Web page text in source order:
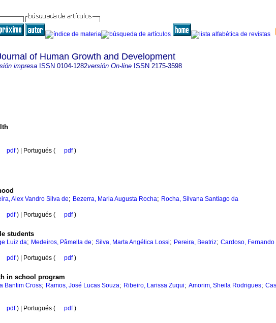
of Human Growth and Development
impresaISSN 0104-1282versión On-lineISSN 2175-3598
pdf) | Portugués ( pdf)
Alex Vandro Silva de; Bezerra, Maria Augusta Rocha; Rocha, Silvana Santiago da
pdf) | Portugués ( pdf)
students
Luiz da; Medeiros, Pâmella de; Silva, Marta Angélica Lossi; Pereira, Beatriz; Cardoso, Fernando
pdf) | Portugués ( pdf)
in school program
Bantim Cross; Ramos, José Lucas Souza; Ribeiro, Larissa Zuqui; Amorim, Sheila Rodrigues;
pdf) | Portugués ( pdf)